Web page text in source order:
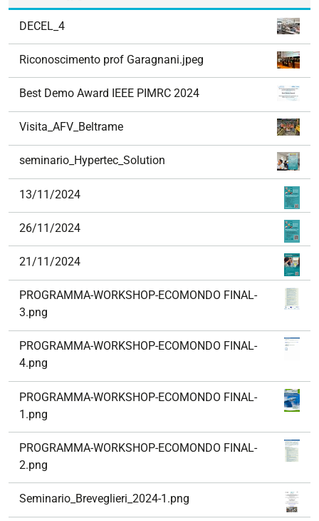
DECEL_4
Riconoscimento prof Garagnani.jpeg
Best Demo Award IEEE PIMRC 2024
Visita_AFV_Beltrame
seminario_Hypertec_Solution
13/11/2024
26/11/2024
21/11/2024
PROGRAMMA-WORKSHOP-ECOMONDO FINAL-
3.png
PROGRAMMA-WORKSHOP-ECOMONDO FINAL-
4.png
PROGRAMMA-WORKSHOP-ECOMONDO FINAL-
1.png
PROGRAMMA-WORKSHOP-ECOMONDO FINAL-
2.png
Seminario_Breveglieri_2024-1.png